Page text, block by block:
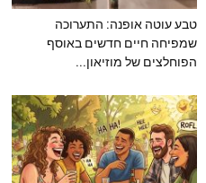
טבע עוטה אופנה: התערוכה
שמפיחה חיים חדשים באוסף
הפוחלצים של מוזיאון...